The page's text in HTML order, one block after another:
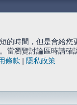
的時間，但是會給您
當瀏覽討論區時請確
條款
隱私政策